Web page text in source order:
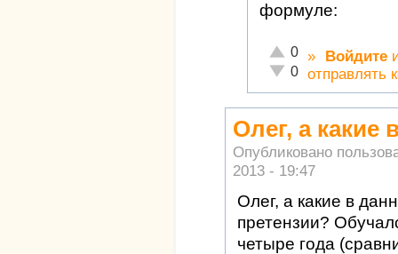
формуле:
Отлично!
0
Неадекватно!
0
» Войдите
отправлять
Олег, а какие
Опубликовано
2013 - 19:47
Олег, а какие в
претензии?
четыре года